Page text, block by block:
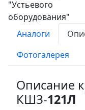
Аналоги
Фотогалерея
Описание
КШЗ-121Л